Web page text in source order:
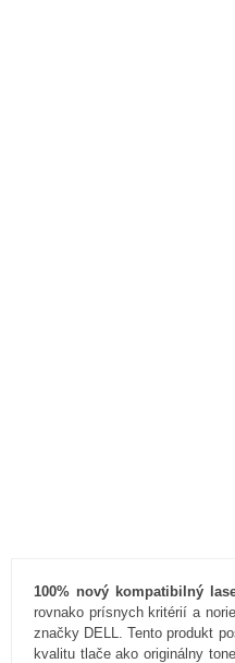
100% nový kompatibilný
rovnako prísnych kritérií a
značky DELL. Tento produkt
kvalitu tlače ako originálny